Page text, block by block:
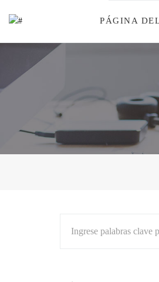
PÁGINA
Ingrese palabras clave